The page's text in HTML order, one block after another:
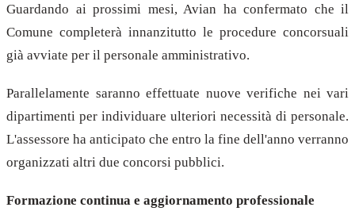
Guardando ai prossimi mesi, Avian ha confermato che il
Comune completerà innanzitutto le procedure concorsuali
già avviate per il personale amministrativo.
Parallelamente saranno effettuate nuove verifiche nei vari
dipartimenti per individuare ulteriori necessità di personale.
L'assessore ha anticipato che entro la fine dell'anno verranno
organizzati altri due concorsi pubblici.
Formazione continua e aggiornamento professionale